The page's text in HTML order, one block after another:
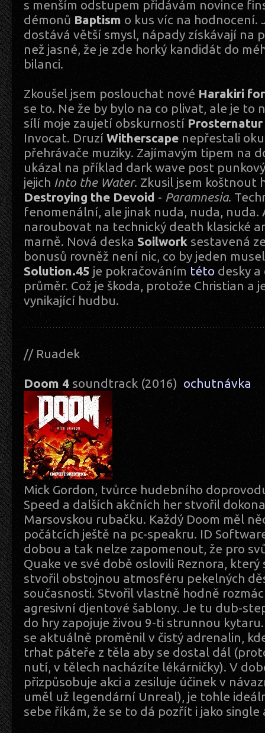
s menším odstupem přidávám novince
démonů Baptism o kus víc na hodnocení.
dostává větší smysl, nápady získávají na
než jasné, že je zde horký kandidát do
bilanci.
Zkoušel jsem poslouchat nové Harakiri
se to. Ne že by bylo na co plivat, ale je to
sílí moje zaujetí obskurností Prosternatur
Invocat. Druzí Witherscape nepřestali
přehrávače muziky. Zajímavým tipem na
ukázal na příklad dark wave post
jejich Into the Water. Zkusil jsem koštnout
Destroying the Devoid - Paramnesia.
fenomenální, ale jinak nuda, nuda, nuda.
naroubovat na technický death klasické
marně. Nová deska Soilwork sestavená
bonusů rovněž není nic, co by jeden
Solution.45 je pokračováním této desky
průměr. Což je škoda, protože Christian a
vynikající hudbu.
// Ruadek
Doom 4 soundtrack (2016) ochutnávka
Mick Gordon, tvůrce hudebního
Speed a dalších akčních her stvořil
Marsovskou rubačku. Každý Doom měl
počátcích ještě na pc-speakru. ID
dobou a tak nelze zapomenout, že pro
Quake ve své době oslovili Reznora, který
stvořil obstojnou atmosféru pekelných
současnosti. Stvořil vlastně hodně
agresivní djentové šablony. Je tu dub-
do hry zapojuje živou 9-ti strunnou
se aktuálně proměnil v čistý adrenalin,
trhat páteře z těla aby se dostal dál
nutí, v tělech nacházíte lékárničky). V
přizpůsobuje akci a zesiluje účinek v
uměl už legendární Unreal), je tohle
sebe říkám, že se to dá pozřít i jako single